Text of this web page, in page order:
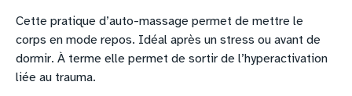
Cette pratique d’auto-massage permet de mettre le
corps en mode repos. Idéal après un stress ou avant de
dormir. À terme elle permet de sortir de l’hyperactivation
liée au trauma.